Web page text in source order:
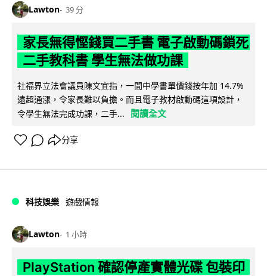
Lawton 39 分
家長無得慳錢買二手書 電子啟動碼鎖死
二手教科書 學生無法做功課
社福界立法會議員陳文宜指，一間中學書單價錢按年加 14.7%
遠超通漲，令家長難以負擔。而且電子教材啟動碼這項設計，
令學生無法完成功課，二手...
閱讀全文
分享
科技娛樂 遊戲情報
Lawton 1 小時
PlayStation 確認停產實體光碟 包裝印